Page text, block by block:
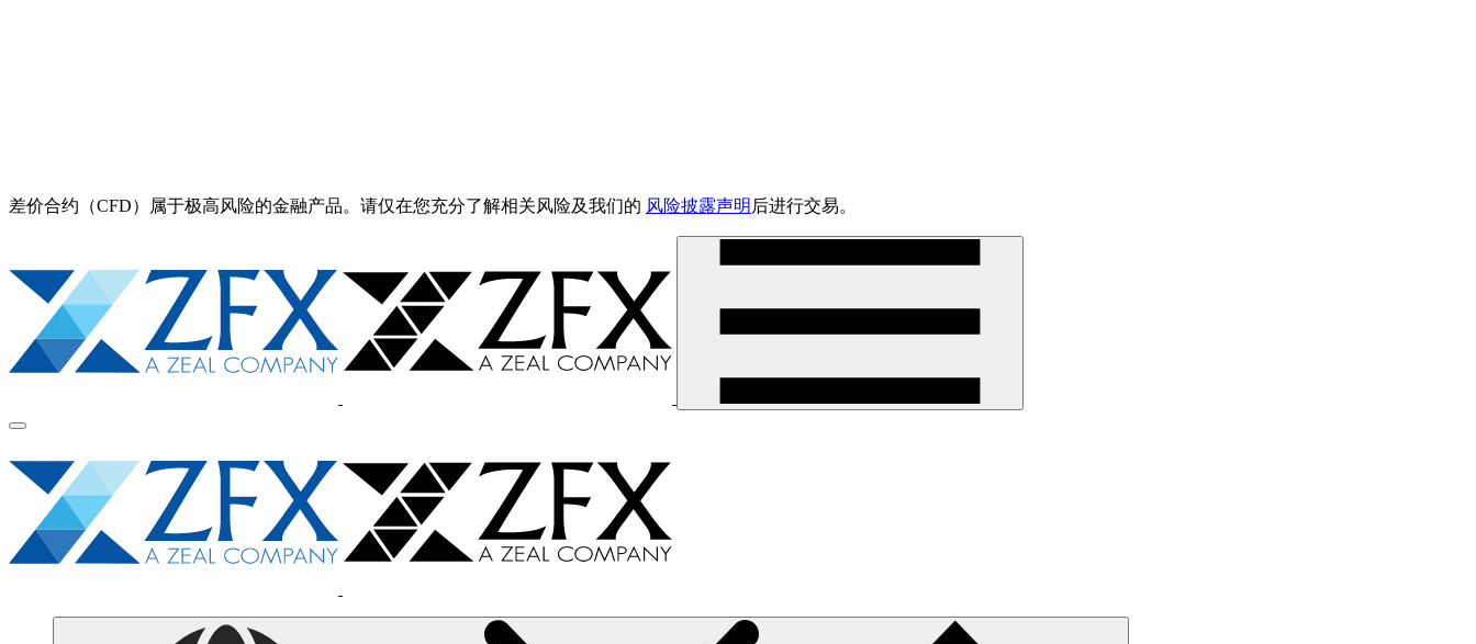
差价合约（CFD）属于极高风险的金融产品。请仅在您充分了解相关风险及我们的 风险披露声明 后进行交易。